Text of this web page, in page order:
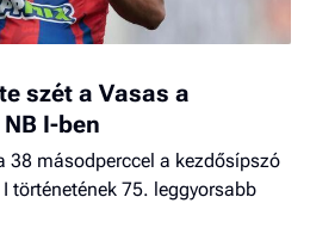
szét a Vasas a
I-ben
38 másodperccel a kezdősípszó
történetének 75. leggyorsabb